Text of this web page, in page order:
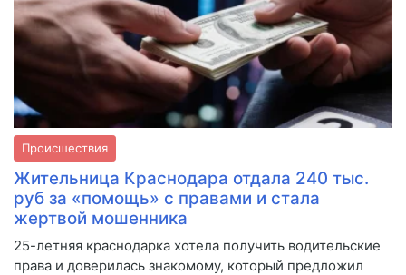
Происшествия
Жительница Краснодара отдала 240 тыс.
руб за «помощь» с правами и стала
жертвой мошенника
25-летняя краснодарка хотела получить водительские
права и доверилась знакомому, который предложил